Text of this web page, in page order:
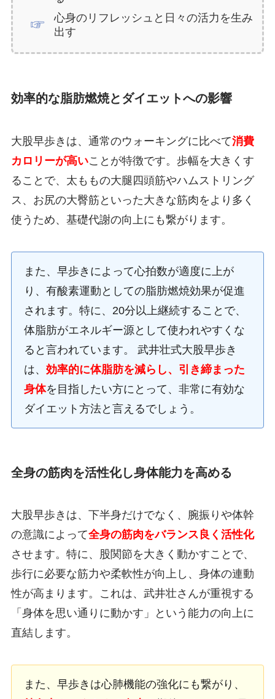
心身のリフレッシュと日々の活力を生み
出す
効率的な脂肪燃焼とダイエットへの影響
大股早歩きは、通常のウォーキングに比べて消費
カロリーが高いことが特徴です。歩幅を大きくす
ることで、太ももの大腿四頭筋やハムストリング
ス、お尻の大臀筋といった大きな筋肉をより多く
使うため、基礎代謝の向上にも繋がります。
また、早歩きによって心拍数が適度に上が
り、有酸素運動としての脂肪燃焼効果が促進
されます。特に、20分以上継続することで、
体脂肪がエネルギー源として使われやすくな
ると言われています。 武井壮式大股早歩き
は、 効率的に体脂肪を減らし、引き締まった
身体を目指したい方にとって、非常に有効な
ダイエット方法と言えるでしょう。
全身の筋肉を活性化し身体能力を高める
大股早歩きは、下半身だけでなく、腕振りや体幹
の意識によって全身の筋肉をバランス良く活性化
させます。特に、股関節を大きく動かすことで、
歩行に必要な筋力や柔軟性が向上し、身体の連動
性が高まります。これは、武井壮さんが重視する
「身体を思い通りに動かす」という能力の向上に
直結します。
また、早歩きは心肺機能の強化にも繋がり、